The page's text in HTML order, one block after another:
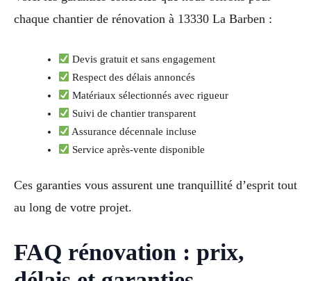
chaque chantier de rénovation à 13330 La Barben :
Devis gratuit et sans engagement
Respect des délais annoncés
Matériaux sélectionnés avec rigueur
Suivi de chantier transparent
Assurance décennale incluse
Service après-vente disponible
Ces garanties vous assurent une tranquillité d’esprit tout
au long de votre projet.
FAQ rénovation : prix,